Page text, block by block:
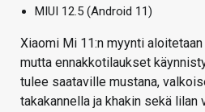
MIUI 12.5 (Android 11)
Xiaomi Mi 11:n myynti
mutta ennakkotilaukset
tulee saataville mustana,
takakannella ja khakin sekä lilan